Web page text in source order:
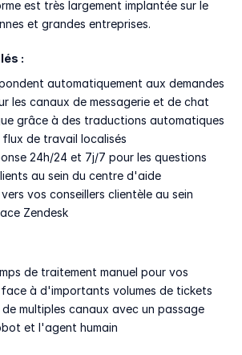
est très largement implantée sur le
et grandes entreprises.
:
automatiquement aux demandes
les canaux de messagerie et de chat
grâce à des traductions automatiques
de travail localisés
24h/24 et 7j/7 pour les questions
au sein du centre d'aide
vos conseillers clientèle au sein
Zendesk
de traitement manuel pour vos
à d'importants volumes de tickets
multiples canaux avec un passage
et l'agent humain